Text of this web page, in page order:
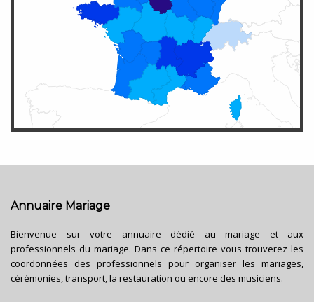
Annuaire Mariage
Bienvenue sur votre annuaire dédié au mariage et aux
professionnels du mariage. Dans ce répertoire vous trouverez les
coordonnées des professionnels pour organiser les mariages,
cérémonies, transport, la restauration ou encore des musiciens.